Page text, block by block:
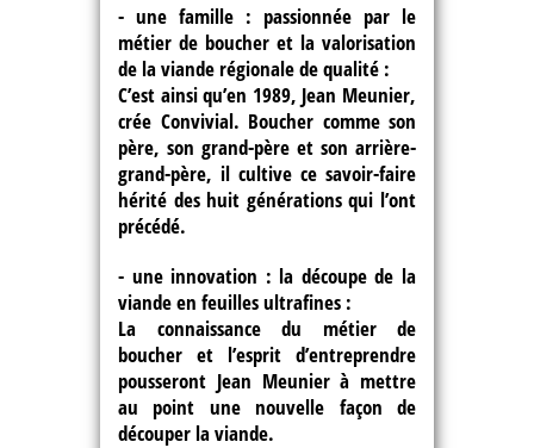
- une famille : passionnée par le
métier de boucher et la valorisation
de la viande régionale de qualité :
C’est ainsi qu’en 1989, Jean Meunier,
crée Convivial. Boucher comme son
père, son grand-père et son arrière-
grand-père, il cultive ce savoir-faire
hérité des huit générations qui l’ont
précédé.
- une innovation : la découpe de la
viande en feuilles ultrafines :
La connaissance du métier de
boucher et l’esprit d’entreprendre
pousseront Jean Meunier à mettre
au point une nouvelle façon de
découper la viande.